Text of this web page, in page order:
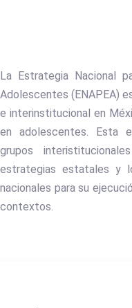
La Estrategia Nacional
Adolescentes (ENAPEA)
e interinstitucional en
en adolescentes. Esta
grupos
estrategias estatales y
nacionales para su
contextos.